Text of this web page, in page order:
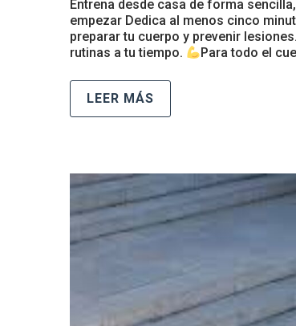
Entrena desde casa de forma
empezar Dedica al menos cinco
preparar tu cuerpo y prevenir lesiones.
rutinas a tu tiempo.
Para todo el
LEER MÁS